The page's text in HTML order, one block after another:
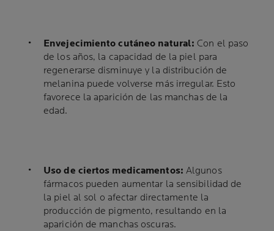
Envejecimiento cutáneo natural: Con el paso
de los años, la capacidad de la piel para
regenerarse disminuye y la distribución de
melanina puede volverse más irregular. Esto
favorece la aparición de las manchas de la
edad.
Uso de ciertos medicamentos: Algunos
fármacos pueden aumentar la sensibilidad de
la piel al sol o afectar directamente la
producción de pigmento, resultando en la
aparición de manchas oscuras.